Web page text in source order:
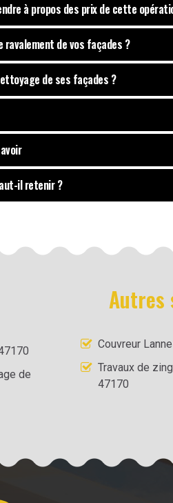
à propos des prix de cette
de vos façades ?
de ses façades ?
il retenir ?
Autres
de
Couvreur
Travaux de
47170